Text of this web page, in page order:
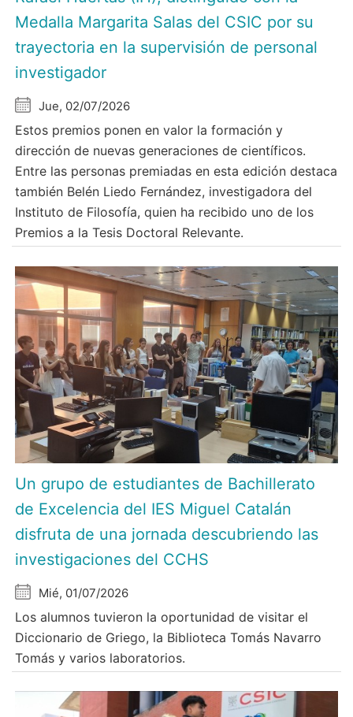
Medalla Margarita Salas del CSIC por su
trayectoria en la supervisión de personal
investigador
Jue, 02/07/2026
Estos premios ponen en valor la formación y
dirección de nuevas generaciones de científicos.
Entre las personas premiadas en esta edición destaca
también Belén Liedo Fernández, investigadora del
Instituto de Filosofía, quien ha recibido uno de los
Premios a la Tesis Doctoral Relevante.
Un grupo de estudiantes de Bachillerato
de Excelencia del IES Miguel Catalán
disfruta de una jornada descubriendo las
investigaciones del CCHS
Mié, 01/07/2026
Los alumnos tuvieron la oportunidad de visitar el
Diccionario de Griego, la Biblioteca Tomás Navarro
Tomás y varios laboratorios.